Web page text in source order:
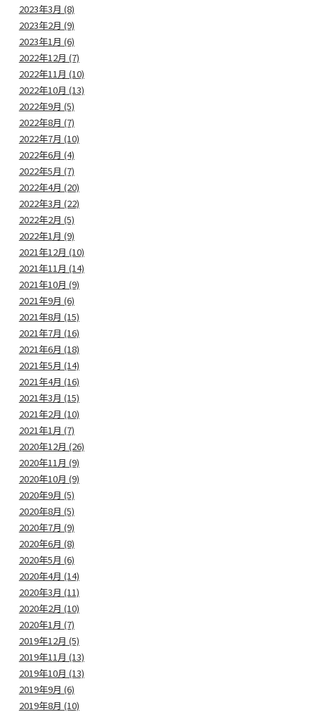
2023年3月 (8)
2023年2月 (9)
2023年1月 (6)
2022年12月 (7)
2022年11月 (10)
2022年10月 (13)
2022年9月 (5)
2022年8月 (7)
2022年7月 (10)
2022年6月 (4)
2022年5月 (7)
2022年4月 (20)
2022年3月 (22)
2022年2月 (5)
2022年1月 (9)
2021年12月 (10)
2021年11月 (14)
2021年10月 (9)
2021年9月 (6)
2021年8月 (15)
2021年7月 (16)
2021年6月 (18)
2021年5月 (14)
2021年4月 (16)
2021年3月 (15)
2021年2月 (10)
2021年1月 (7)
2020年12月 (26)
2020年11月 (9)
2020年10月 (9)
2020年9月 (5)
2020年8月 (5)
2020年7月 (9)
2020年6月 (8)
2020年5月 (6)
2020年4月 (14)
2020年3月 (11)
2020年2月 (10)
2020年1月 (7)
2019年12月 (5)
2019年11月 (13)
2019年10月 (13)
2019年9月 (6)
2019年8月 (10)